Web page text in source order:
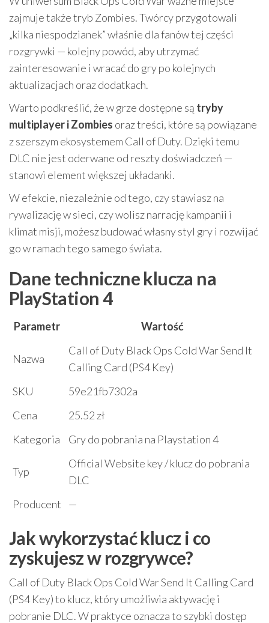
zajmuje także tryb Zombies. Twórcy przygotowali
„kilka niespodzianek” właśnie dla fanów tej części
rozgrywki — kolejny powód, aby utrzymać
zainteresowanie i wracać do gry po kolejnych
aktualizacjach oraz dodatkach.
Warto podkreślić, że w grze dostępne są tryby
multiplayer i Zombies oraz treści, które są powiązane
z szerszym ekosystemem Call of Duty. Dzięki temu
DLC nie jest oderwane od reszty doświadczeń —
stanowi element większej układanki.
W efekcie, niezależnie od tego, czy stawiasz na
rywalizację w sieci, czy wolisz narrację kampanii i
klimat misji, możesz budować własny styl gry i rozwijać
go w ramach tego samego świata.
Dane techniczne klucza na
PlayStation 4
Parametr Wartość
Nazwa
Call of Duty Black Ops Cold War Send It
Calling Card (PS4 Key)
SKU
59e21fb7302a
Cena
25.52 zł
Kategoria
Gry do pobrania na Playstation 4
Typ
Official Website key / klucz do pobrania
DLC
Producent
—
Jak wykorzystać klucz i co
zyskujesz w rozgrywce?
Call of Duty Black Ops Cold War Send It Calling Card
(PS4 Key) to klucz, który umożliwia aktywację i
pobranie DLC. W praktyce oznacza to szybki dostęp